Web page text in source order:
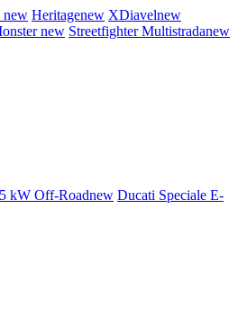
new Heritagenew XDiavelnew
new StreetfighterMultistradanew
kW Off-Roadnew Ducati Speciale E-